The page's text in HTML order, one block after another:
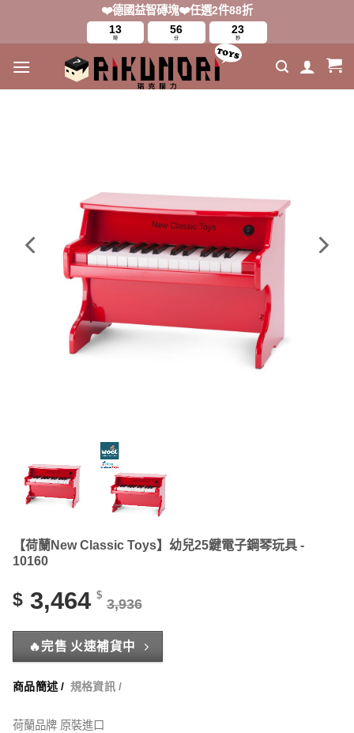
❤️德國益智磚塊❤️任選2件88折
13
時
56
分
22
秒
【荷蘭New Classic Toys】幼兒25鍵電子鋼琴玩具 -
10160
$ 3,464 $
3,936
🔥完售 火速補貨中
商品簡述 / 規格資訊 /
荷蘭品牌 原裝進口